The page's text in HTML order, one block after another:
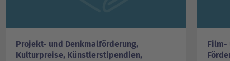
Projekt- und Denkmalförderung,
Kulturpreise, Künstlerstipendien,
Film-